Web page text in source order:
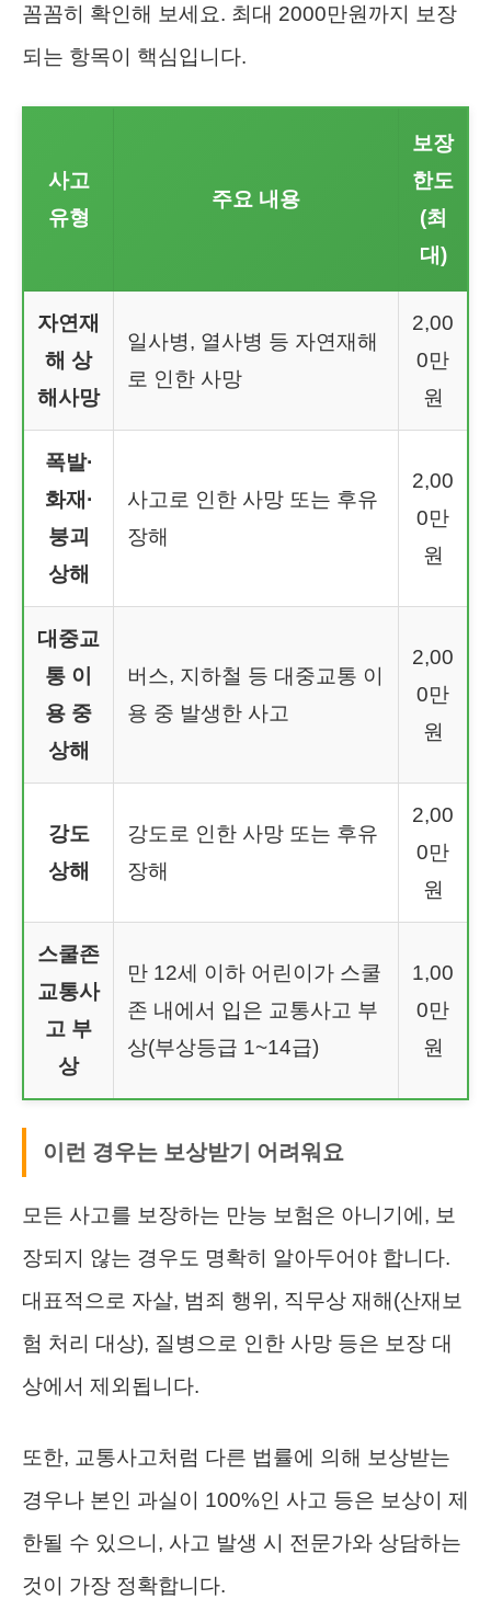
꼼꼼히 확인해 보세요. 최대 2000만원까지 보장
되는 항목이 핵심입니다.
사고
유형
주요 내용
보장
한도
(최
대)
자연재
해 상
해사망
일사병, 열사병 등 자연재해
로 인한 사망
2,00
0만
원
폭발·
화재·
붕괴
상해
사고로 인한 사망 또는 후유
장해
2,00
0만
원
대중교
통 이
용 중
상해
버스, 지하철 등 대중교통 이
용 중 발생한 사고
2,00
0만
원
강도
상해
강도로 인한 사망 또는 후유
장해
2,00
0만
원
스쿨존
교통사
고 부
상
만 12세 이하 어린이가 스쿨
존 내에서 입은 교통사고 부
상(부상등급 1~14급)
1,00
0만
원
이런 경우는 보상받기 어려워요
모든 사고를 보장하는 만능 보험은 아니기에, 보
장되지 않는 경우도 명확히 알아두어야 합니다.
대표적으로 자살, 범죄 행위, 직무상 재해(산재보
험 처리 대상), 질병으로 인한 사망 등은 보장 대
상에서 제외됩니다.
또한, 교통사고처럼 다른 법률에 의해 보상받는
경우나 본인 과실이 100%인 사고 등은 보상이 제
한될 수 있으니, 사고 발생 시 전문가와 상담하는
것이 가장 정확합니다.